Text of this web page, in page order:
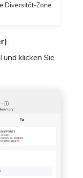
Diversität-Zone
.
klicken Sie